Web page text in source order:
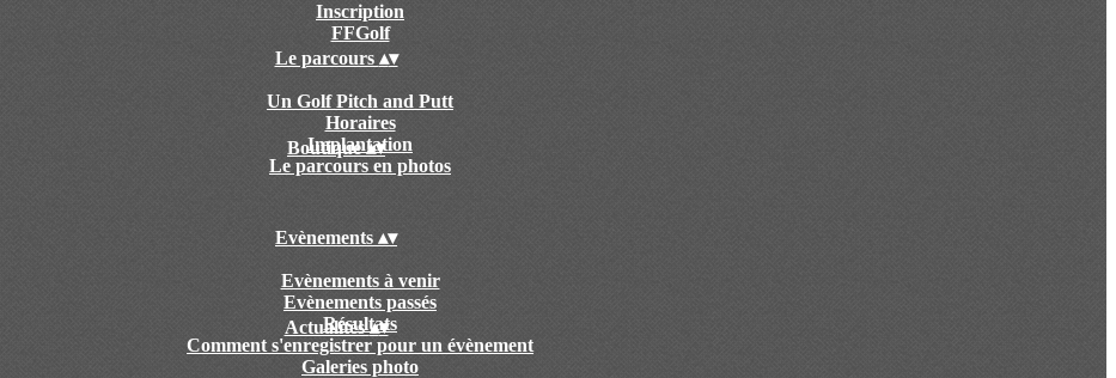
Inscription
FFGolf
Le parcours ▴▾
Un Golf Pitch and Putt
Horaires
Implantation
Le parcours en photos
Boutique▴▾
Evènements ▴▾
Evènements à venir
Evènements passés
Résultats
Comment s'enregistrer pour un évènement
Galeries photo
Actualités▴▾